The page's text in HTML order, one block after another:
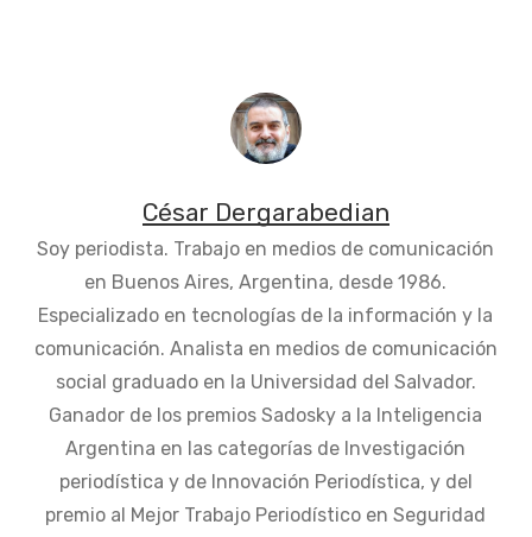
César Dergarabedian
Soy periodista. Trabajo en medios de comunicación
en Buenos Aires, Argentina, desde 1986.
Especializado en tecnologías de la información y la
comunicación. Analista en medios de comunicación
social graduado en la Universidad del Salvador.
Ganador de los premios Sadosky a la Inteligencia
Argentina en las categorías de Investigación
periodística y de Innovación Periodística, y del
premio al Mejor Trabajo Periodístico en Seguridad